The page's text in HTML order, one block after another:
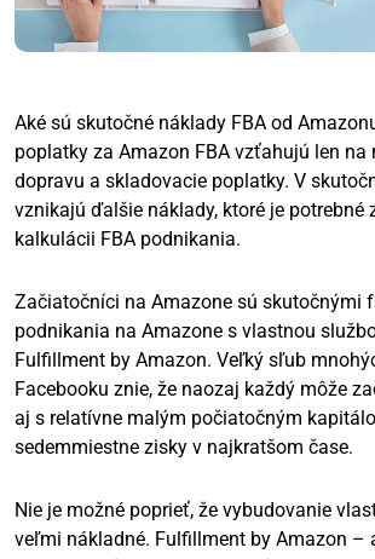
Aké sú skutočné náklady FBA od
poplatky za Amazon FBA vzťahujú len na
dopravu a skladovacie poplatky. V
vznikajú ďalšie náklady, ktoré je potrebné
kalkulácii FBA podnikania.
Začiatočníci na Amazone sú skutočnými
podnikania na Amazone s vlastnou
Fulfillment by Amazon. Veľký sľub
Facebooku znie, že naozaj každý môže
aj s relatívne malým počiatočným
sedemmiestne zisky v najkratšom čase.
Nie je možné poprieť, že vybudovanie
veľmi nákladné. Fulfillment by Amazon –